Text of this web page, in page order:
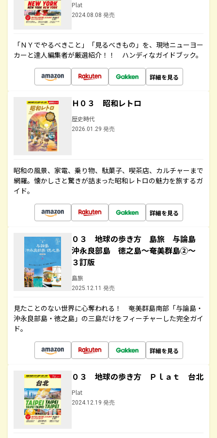
Plat
2024.08.08 発売
「ＮＹでやるべきこと」「見るべきもの」を、現地ニューヨー
カーと達人編集者が厳選紹介！！ ハンディなガイドブック。
詳細を見る
Ｈ０３ 昭和レトロ
歴史時代
2026.01.29 発売
昭和の風景、家電、乗り物、駄菓子、喫茶店、カルチャーまで
網羅。懐かしさと驚きが詰まった昭和レトロの魅力を旅するガ
イド。
詳細を見る
０３ 地球の歩き方 島旅 与論島
沖永良部島 徳之島～奄美群島②～
３訂版
島旅
2025.12.11 発売
見たことのない世界に心奪われる！ 奄美群島南部「与論島・
沖永良部島・徳之島」の三島だけをフィーチャーした完全ガイ
ド。
詳細を見る
０３ 地球の歩き方 Ｐｌａｔ 台北
Plat
2024.12.19 発売